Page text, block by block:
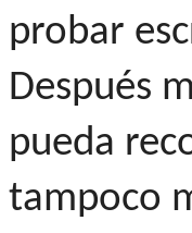
probar
Después
pueda
tampoco